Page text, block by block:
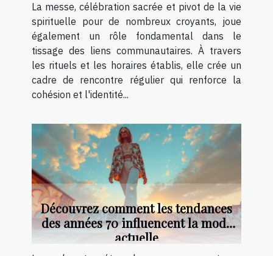
La messe, célébration sacrée et pivot de la vie
spirituelle pour de nombreux croyants, joue
également un rôle fondamental dans le
tissage des liens communautaires. À travers
les rituels et les horaires établis, elle crée un
cadre de rencontre régulier qui renforce la
cohésion et l'identité...
Découvrez comment les tendances
des années 70 influencent la mode
actuelle